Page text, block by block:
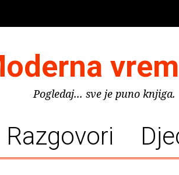
Pogledaj... sve je puno knjiga.
Razgovori